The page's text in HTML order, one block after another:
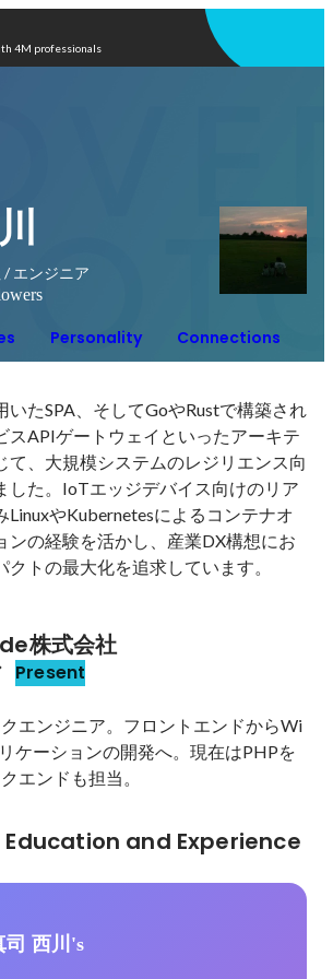
4M professionals
/ エンジニア
Personality Connections
いたSPA、そしてGoやRustで構築され
スAPIゲートウェイといったアーキテ
て、大規模システムのレジリエンス向
した。IoTエッジデバイス向けのリア
LinuxやKubernetesによるコンテナオ
ンの経験を活かし、産業DX構想にお
クトの最大化を追求しています。
株式会社
Present
エンジニア。フロントエンドからWi
ケーションの開発へ。現在はPHPを
司 西川's